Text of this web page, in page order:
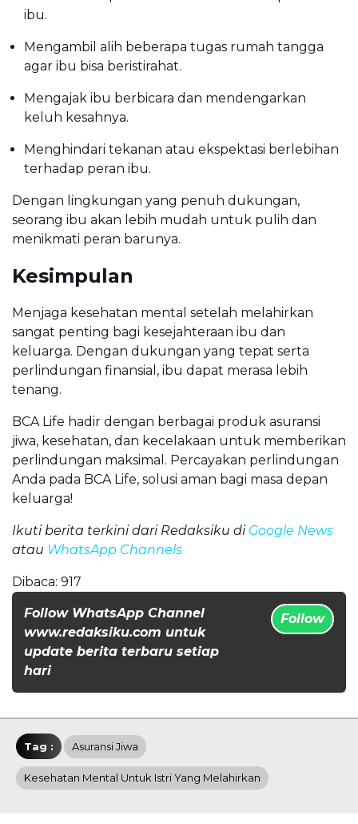
ibu.
Mengambil alih beberapa tugas rumah tangga
agar ibu bisa beristirahat.
Mengajak ibu berbicara dan mendengarkan
keluh kesahnya.
Menghindari tekanan atau ekspektasi berlebihan
terhadap peran ibu.
Dengan lingkungan yang penuh dukungan,
seorang ibu akan lebih mudah untuk pulih dan
menikmati peran barunya.
Kesimpulan
Menjaga kesehatan mental setelah melahirkan
sangat penting bagi kesejahteraan ibu dan
keluarga. Dengan dukungan yang tepat serta
perlindungan finansial, ibu dapat merasa lebih
tenang.
BCA Life hadir dengan berbagai produk asuransi
jiwa, kesehatan, dan kecelakaan untuk memberikan
perlindungan maksimal. Percayakan perlindungan
Anda pada BCA Life, solusi aman bagi masa depan
keluarga!
Ikuti berita terkini dari Redaksiku di Google News
atau WhatsApp Channels
Dibaca: 917
Follow WhatsApp Channel
www.redaksiku.com untuk
update berita terbaru setiap
hari
Follow
Tag : Asuransi Jiwa
Kesehatan Mental Untuk Istri Yang Melahirkan